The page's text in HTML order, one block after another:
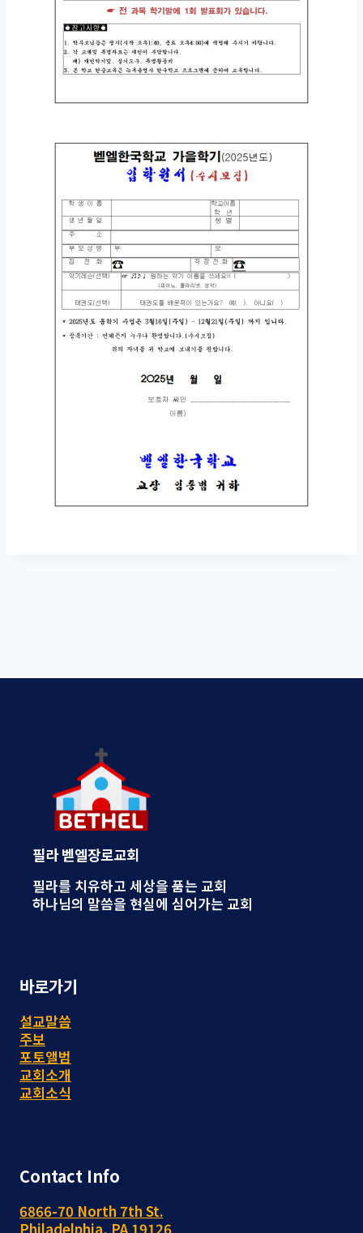
필라 벧엘장로교회
필라를 치유하고 세상을 품는 교회
하나님의 말씀을 현실에 심어가는 교회
바로가기
설교말씀
주보
포토앨범
교회소개
교회소식
Contact Info
6866-70 North 7th St.
Philadelphia, PA 19126